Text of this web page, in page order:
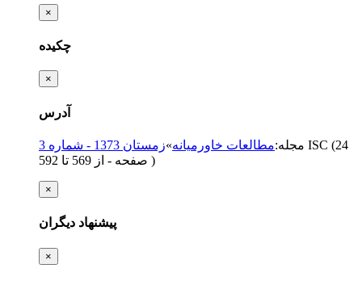
×
چکیده
×
آدرس
مجله:مطالعات خاورمیانه»زمستان 1373 - شماره 3 ISC (‎24
صفحه - )
×
پیشنهاد دیگران
×